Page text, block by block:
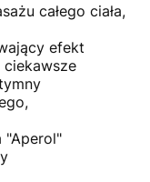
całego ciała,
efekt
ciekawsze
"Aperol"